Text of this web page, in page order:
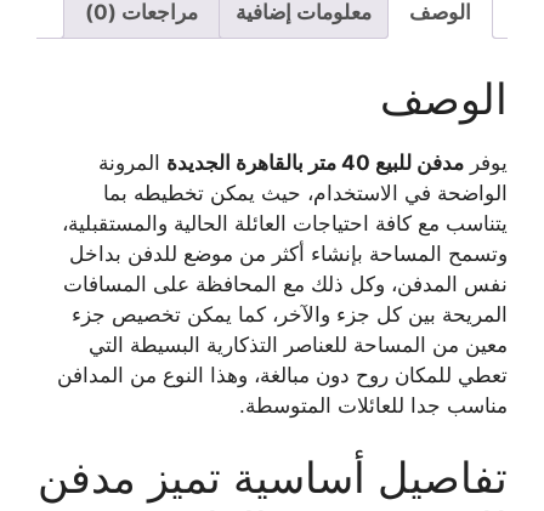
الوصف معلومات إضافية مراجعات (0)
الوصف
يوفر مدفن للبيع 40 متر بالقاهرة الجديدة
المرونة
الواضحة في الاستخدام، حيث يمكن تخطيطه بما
يتناسب مع كافة احتياجات العائلة الحالية والمستقبلية،
وتسمح المساحة بإنشاء أكثر من موضع للدفن بداخل
نفس المدفن، وكل ذلك مع المحافظة على المسافات
المريحة بين كل جزء والآخر، كما يمكن تخصيص جزء
معين من المساحة للعناصر التذكارية البسيطة التي
تعطي للمكان روح دون مبالغة، وهذا النوع من المدافن
مناسب جدا للعائلات المتوسطة.
تفاصيل أساسية تميز مدفن